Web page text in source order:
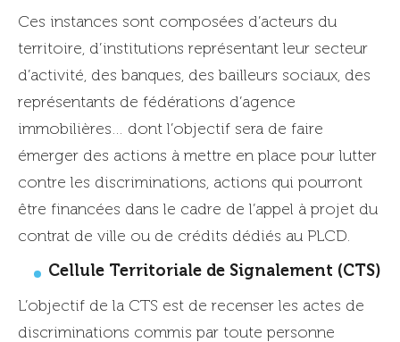
Ces instances sont composées d’acteurs du
territoire, d’institutions représentant leur secteur
d’activité, des banques, des bailleurs sociaux, des
représentants de fédérations d’agence
immobilières… dont l’objectif sera de faire
émerger des actions à mettre en place pour lutter
contre les discriminations, actions qui pourront
être financées dans le cadre de l’appel à projet du
contrat de ville ou de crédits dédiés au PLCD.
Cellule Territoriale de Signalement (CTS)
L’objectif de la CTS est de recenser les actes de
discriminations commis par toute personne